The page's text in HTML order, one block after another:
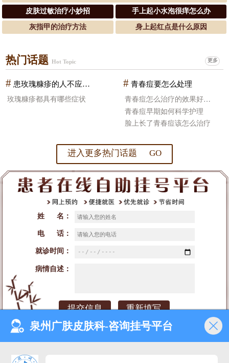
皮肤过敏治疗小妙招 手上起小水泡很痒怎么办
灰指甲的治疗方法 身上起红点是什么原因
热门话题 Hot Topic 更多
# 患玫瑰糠疹的人不应该吃什么食物
玫瑰糠疹都具有哪些症状
# 青春痘要怎么处理
青春痘怎么治疗的效果好一些
青春痘早期如何科学护理
脸上长了青春痘该怎么治疗
进入更多热门话题 GO
姓 名：
电 话：
就诊时间：
病情自述：
泉州广肤皮肤科-咨询挂号平台